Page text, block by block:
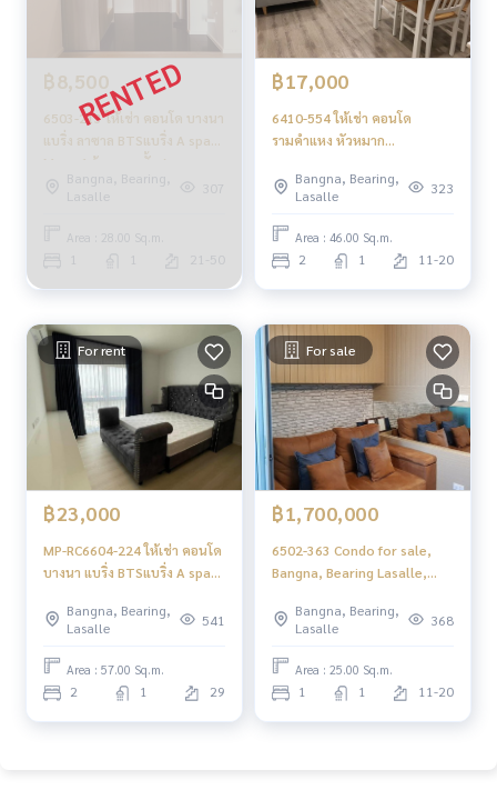
ขาย ทาวน์ โฮม บ้านกลางกรุง ออฟฟิต พาร์ค บางนา/Baan Klang
Krung Office Park Bangna
ออฟฟิศ บ้าน ขาย บางนา สรรพวุธ ลาซาล แบริ่ง
ออฟฟิศ บางนา ขาย
Baan Klang Krung Office Park Bangna sale
Baan Klang Krung Office Park Bangna sale Bangna Sanpawut
Lasalle Bearing
฿8,500
6503-213 ให้เช่า คอนโด บางนา
แบริ่ง ลาซาล BTSแบริ่ง A space
Mega 1ห้องนอน ชั้นสูง
Bangna, Bearing,
Lasalle
307
Area : 28.00 Sq.m.
1 1 21-50
฿17,000
6410-554 ให้เช่า คอนโด
รามคำแหง หัวหมาก
Collage Ramkhamhaeng
2นอน
Bangna, Bearing,
Lasalle
323
Area : 46.00 Sq.m.
2 1 11-20
For rent
฿23,000
MP-RC6604-224 ให้เช่า คอนโด
บางนา แบริ่ง BTSแบริ่ง A space
Bangna, Bearing,
Lasalle
541
Area : 57.00 Sq.m.
2 1 29
For sale
฿1,700,000
6502-363 Condo for sale,
Bangna, Bearing Lasalle,
Bangna, 1 bedroom, city
view.
Bangna, Bearing,
Lasalle
368
Area : 25.00 Sq.m.
1 1 11-20